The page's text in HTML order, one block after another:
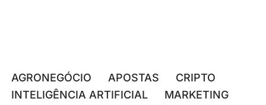
AGRONEGÓCIO APOSTAS
CRIPTO
INTELIGÊNCIA ARTIFICIAL
MARKETING